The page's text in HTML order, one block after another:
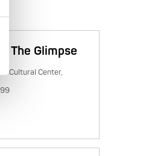
The Glimpse
Cultural Center,